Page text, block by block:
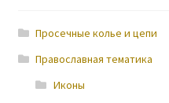
Прайс-лист
Контакты
Просечные колье и цепи
Православная тематика
Иконы